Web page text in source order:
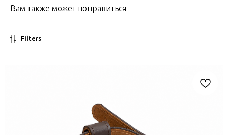
Вам также может понравиться
Filters